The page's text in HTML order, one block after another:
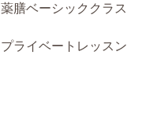
薬膳ベーシッククラス
プライベートレッスン